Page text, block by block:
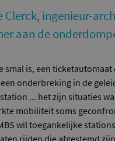
Clerck, ingenieur-
aan de
smal is, een
onderbreking in de
... het zijn situaties
mobiliteit soms
wil toegankelijke
rijden die afgestemd